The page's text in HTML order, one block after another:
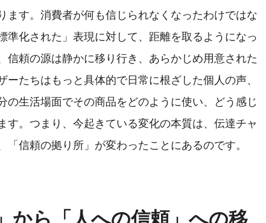
ます。消費者が何も信じられなくなったわけではな
準化された」表現に対して、距離を取るようになっ
信頼の源は静かに移り行き、あらかじめ用意された
ーたちはもっと具体的で日常に根ざした個人の声、
の生活場面でその商品をどのように使い、どう感じ
す。つまり、今起きている変化の本質は、伝達チャ
「信頼の拠り所」が変わったことにあるのです。